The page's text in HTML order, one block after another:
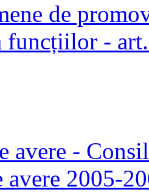
de
funcțiilor -
avere -
avere 2005-